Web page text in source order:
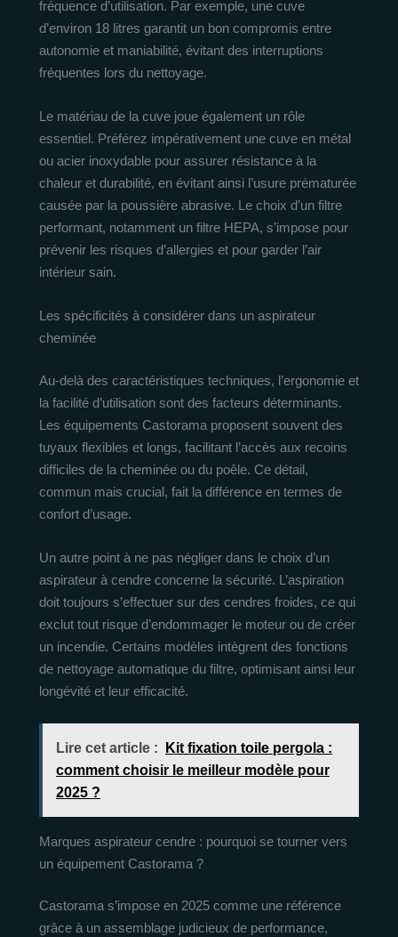
fréquence d’utilisation. Par exemple, une cuve
d’environ 18 litres garantit un bon compromis entre
autonomie et maniabilité, évitant des interruptions
fréquentes lors du nettoyage.
Le matériau de la cuve joue également un rôle
essentiel. Préférez impérativement une cuve en métal
ou acier inoxydable pour assurer résistance à la
chaleur et durabilité, en évitant ainsi l’usure prématurée
causée par la poussière abrasive. Le choix d’un filtre
performant, notamment un filtre HEPA, s’impose pour
prévenir les risques d’allergies et pour garder l’air
intérieur sain.
Les spécificités à considérer dans un aspirateur
cheminée
Au-delà des caractéristiques techniques, l’ergonomie et
la facilité d’utilisation sont des facteurs déterminants.
Les équipements Castorama proposent souvent des
tuyaux flexibles et longs, facilitant l’accès aux recoins
difficiles de la cheminée ou du poêle. Ce détail,
commun mais crucial, fait la différence en termes de
confort d’usage.
Un autre point à ne pas négliger dans le choix d’un
aspirateur à cendre concerne la sécurité. L’aspiration
doit toujours s’effectuer sur des cendres froides, ce qui
exclut tout risque d’endommager le moteur ou de créer
un incendie. Certains modèles intègrent des fonctions
de nettoyage automatique du filtre, optimisant ainsi leur
longévité et leur efficacité.
Lire cet article :
Kit fixation toile pergola :
comment choisir le meilleur modèle pour
2025 ?
Marques aspirateur cendre : pourquoi se tourner vers
un équipement Castorama ?
Castorama s’impose en 2025 comme une référence
grâce à un assemblage judicieux de performance,